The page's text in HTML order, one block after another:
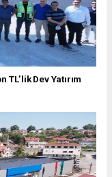
Dev Yatırım